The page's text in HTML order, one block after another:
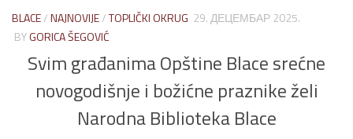
BLACE/NAJNOVIJE/TOPLIČKI OKRUG 29. ДЕЦЕМБАР 2025.
BYGORICA ŠEGOVIĆ
Svim građanima Opštine Blace srećne
novogodišnje i božićne praznike želi
Narodna Biblioteka Blace